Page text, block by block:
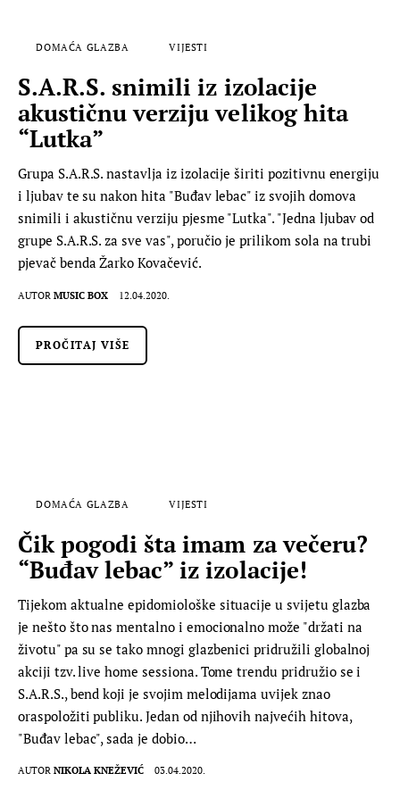
DOMAĆA GLAZBA VIJESTI
S.A.R.S. snimili iz izolacije
akustičnu verziju velikog hita
“Lutka”
Grupa S.A.R.S. nastavlja iz izolacije širiti pozitivnu energiju
i ljubav te su nakon hita "Buđav lebac" iz svojih domova
snimili i akustičnu verziju pjesme "Lutka". "Jedna ljubav od
grupe S.A.R.S. za sve vas", poručio je prilikom sola na trubi
pjevač benda Žarko Kovačević.
AUTOR MUSIC BOX 12.04.2020.
PROČITAJ VIŠE
DOMAĆA GLAZBA VIJESTI
Čik pogodi šta imam za večeru?
“Buđav lebac” iz izolacije!
Tijekom aktualne epidomiološke situacije u svijetu glazba
je nešto što nas mentalno i emocionalno može "držati na
životu" pa su se tako mnogi glazbenici pridružili globalnoj
akciji tzv. live home sessiona. Tome trendu pridružio se i
S.A.R.S., bend koji je svojim melodijama uvijek znao
oraspoložiti publiku. Jedan od njihovih najvećih hitova,
"Buđav lebac", sada je dobio…
AUTOR NIKOLA KNEŽEVIĆ 03.04.2020.